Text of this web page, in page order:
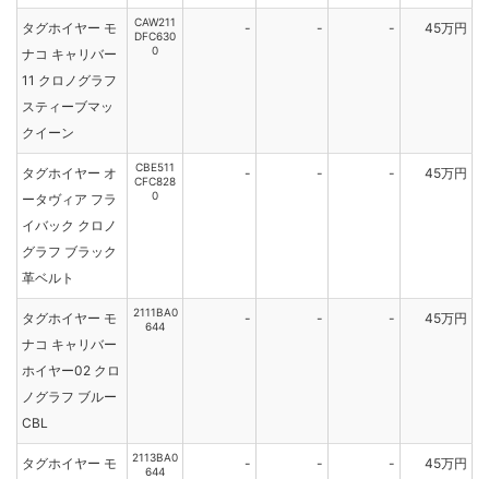
タグホイヤー モ
ナコ キャリバー
11 クロノグラフ
スティーブマッ
クイーン
CAW211
DFC630
0
- - - 45万円
タグホイヤー オ
ータヴィア フラ
イバック クロノ
グラフ ブラック
革ベルト
CBE511
CFC828
0
- - - 45万円
タグホイヤー モ
ナコ キャリバー
ホイヤー02 クロ
ノグラフ ブルー
CBL
2111BA0
644
- - - 45万円
タグホイヤー モ
2113BA0
644
- - - 45万円